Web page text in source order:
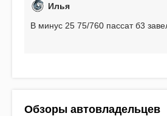
Илья
В минус 25 75/760 пассат б3
Обзоры автовладельцев